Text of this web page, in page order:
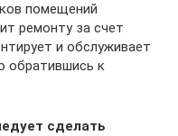
помещений
ремонту за счет
и обслуживает
обратившись к
сделать